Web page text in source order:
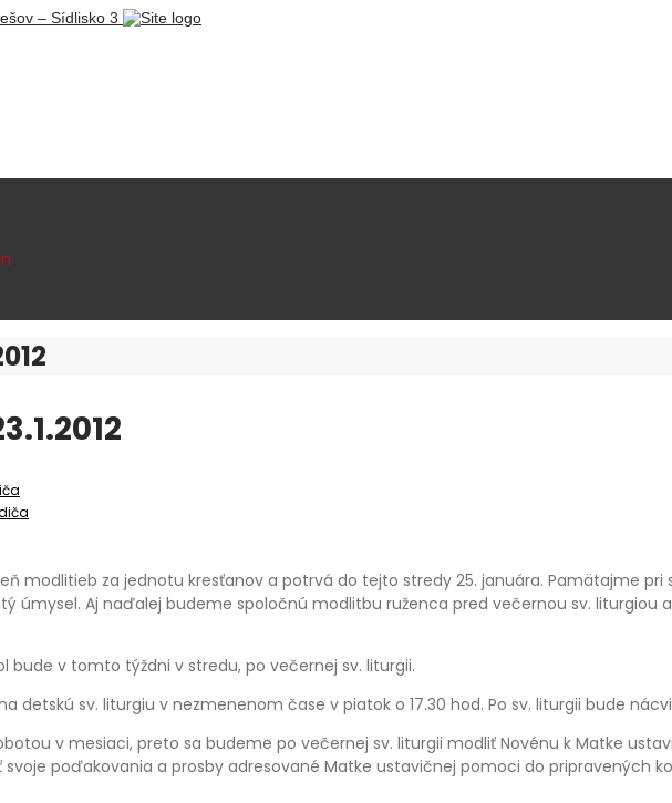
modlitieb za jednotu kresťanov a potrvá do tejto stredy 25. januára. Pamätajme
úmysel. Aj naďalej budeme spoločnú modlitbu ruženca pred večernou sv. liturgiou
bude v tomto týždni v stredu, po večernej sv. liturgii.
detskú sv. liturgiu v nezmenenom čase v piatok o 17.30 hod. Po sv. liturgii bude
v mesiaci, preto sa budeme po večernej sv. liturgii modliť Novénu k Matke
poďakovania a prosby adresované Matke ustavičnej pomoci do pripravených